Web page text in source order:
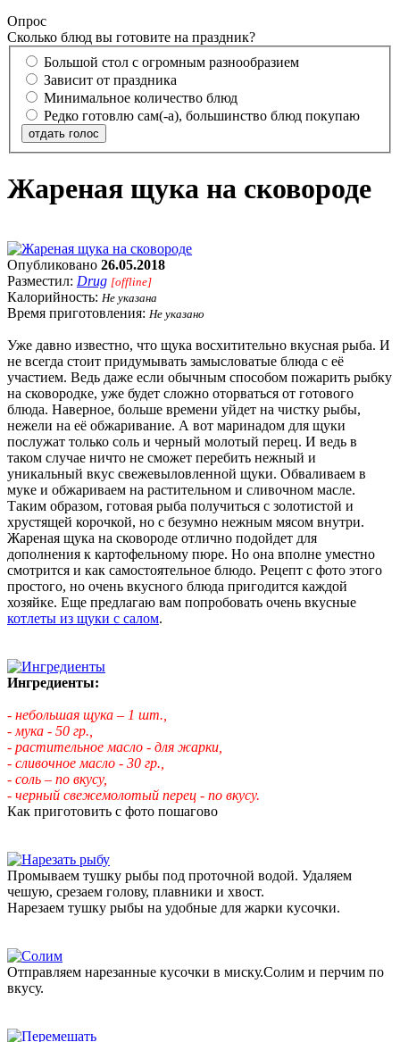
Опрос
Сколько блюд вы готовите на праздник?
Большой стол с огромным разнообразием
Зависит от праздника
Минимальное количество блюд
Редко готовлю сам(-а), большинство блюд покупаю
отдать голос
Жареная щука на сковороде
Опубликовано 26.05.2018
Разместил: Drug [offline]
Калорийность: Не указана
Время приготовления: Не указано
Уже давно известно, что щука восхитительно вкусная рыба. И
не всегда стоит придумывать замысловатые блюда с её
участием. Ведь даже если обычным способом пожарить рыбку
на сковородке, уже будет сложно оторваться от готового
блюда. Наверное, больше времени уйдет на чистку рыбы,
нежели на её обжаривание. А вот маринадом для щуки
послужат только соль и черный молотый перец. И ведь в
таком случае ничто не сможет перебить нежный и
уникальный вкус свежевыловленной щуки. Обваливаем в
муке и обжариваем на растительном и сливочном масле.
Таким образом, готовая рыба получиться с золотистой и
хрустящей корочкой, но с безумно нежным мясом внутри.
Жареная щука на сковороде отлично подойдет для
дополнения к картофельному пюре. Но она вполне уместно
смотрится и как самостоятельное блюдо. Рецепт с фото этого
простого, но очень вкусного блюда пригодится каждой
хозяйке. Еще предлагаю вам попробовать очень вкусные
котлеты из щуки с салом.
Ингредиенты:
- небольшая щука – 1 шт.,
- мука - 50 гр.,
- растительное масло - для жарки,
- сливочное масло - 30 гр.,
- соль – по вкусу,
- черный свежемолотый перец - по вкусу.
Как приготовить с фото пошагово
Промываем тушку рыбы под проточной водой. Удаляем
чешую, срезаем голову, плавники и хвост.
Нарезаем тушку рыбы на удобные для жарки кусочки.
Отправляем нарезанные кусочки в миску.Солим и перчим по
вкусу.